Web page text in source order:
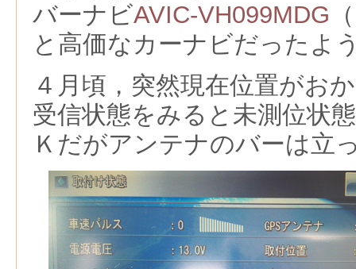
バーナビAVIC-VH099MDG
と高価なカーナビだったよ
４月頃，突然現在位置がお
受信状態をみると未測位状
Ｋだがアンテナのバーは立